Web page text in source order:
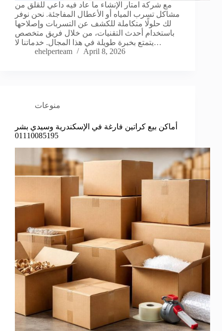
مع شركة امتار الإنشاء ما عاد فيه داعي للقلق من
مشاكل تسرب المياه أو الأعطال المفاجئة. نحن نوفر
لك حلولًا متكاملة للكشف عن التسربات وإصلاحها
باستخدام أحدث التقنيات، من خلال فريق متخصص
يتمتع بخبرة طويلة في هذا المجال. خدماتنا لا…
ehelperteam
April 8, 2026
منوعات
أماكن بيع كراتين فارغة في الإسكندرية وسيدي بشر
01110085195